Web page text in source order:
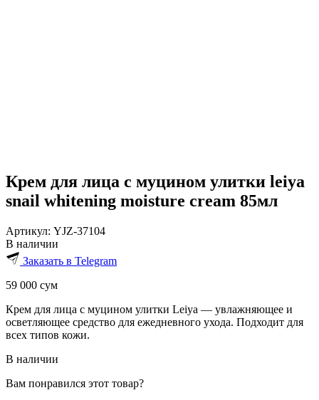
Крем для лица с муцином улитки leiya
snail whitening moisture cream 85мл
Артикул: YJZ-37104
В наличии
Заказать в Telegram
59 000 сум
Крем для лица с муцином улитки Leiya — увлажняющее и
осветляющее средство для ежедневного ухода. Подходит для
всех типов кожи.
В наличии
Вам понравился этот товар?